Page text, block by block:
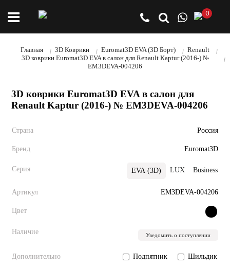
0
Главная 3D Коврики Euromat3D EVA (3D Борт)
Renault
3D коврики Euromat3D EVA в салон для Renault Kaptur (2016-) №
EM3DEVA-004206
3D коврики Euromat3D EVA в салон для
Renault Kaptur (2016-) № EM3DEVA-004206
Страна Россия
Бренд Euromat3D
Серия EVA (3D) LUX Business
Артикул EM3DEVA-004206
Цвет
Наличие Уведомить о поступлении
Дополнительно Подпятник Шильдик